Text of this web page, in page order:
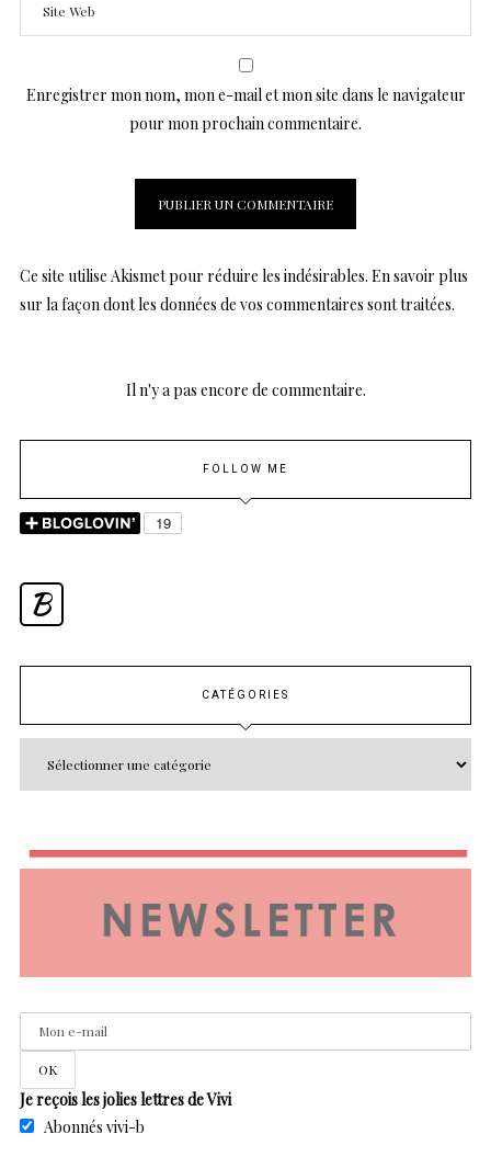
Enregistrer mon nom, mon e-mail et mon site dans le navigateur
pour mon prochain commentaire.
Ce site utilise Akismet pour réduire les indésirables. En savoir plus
sur la façon dont les données de vos commentaires sont traitées.
Il n'y a pas encore de commentaire.
FOLLOW ME
B
CATÉGORIES
Je reçois les jolies lettres de Vivi
Abonnés vivi-b